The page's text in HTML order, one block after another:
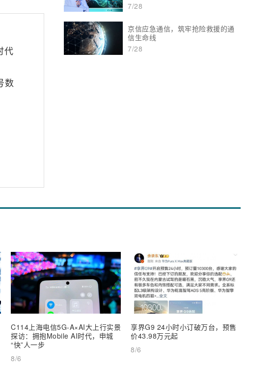
代
数
7/28
京信应急通信，筑牢抢险救援的通
信生命线
7/28
C114上海电信5G-A×AI大上行实景
探访：拥抱Mobile AI时代，申城
“快”人一步
8/6
享界G9 24小时小订破万台，预售
价43.98万元起
8/6